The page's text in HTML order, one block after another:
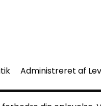
Administreret af